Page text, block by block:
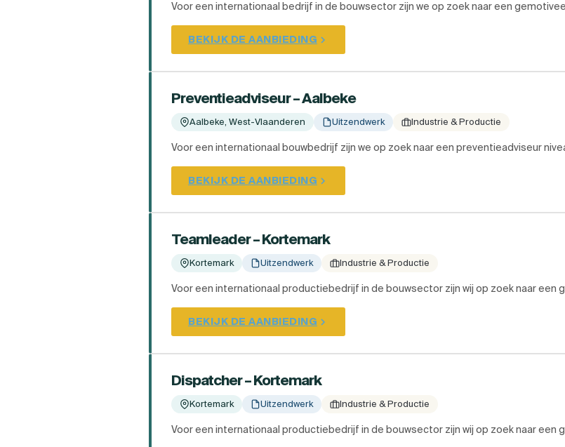
Voor een internationaal bedrijf in de bouwsector zijn we op zoek naar een
BEKIJK DE AANBIEDING
Preventieadviseur – Aalbeke
Aalbeke, West-Vlaanderen Uitzendwerk Industrie & Productie
Voor een internationaal bouwbedrijf zijn we op zoek naar een preventieadviseur
BEKIJK DE AANBIEDING
Teamleader – Kortemark
Kortemark Uitzendwerk Industrie & Productie
Voor een internationaal productiebedrijf in de bouwsector zijn wij op zoek naar een
BEKIJK DE AANBIEDING
Dispatcher – Kortemark
Kortemark Uitzendwerk Industrie & Productie
Voor een internationaal productiebedrijf in de bouwsector zijn wij op zoek naar een